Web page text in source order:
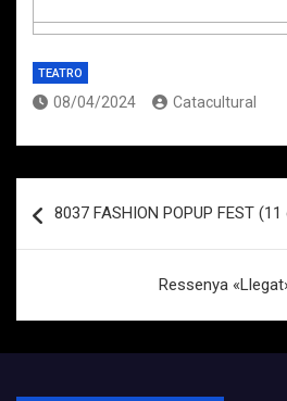
TEATRO
08/04/2024 Catacultural
de
8037 FASHION POPUP FEST
Ressenya